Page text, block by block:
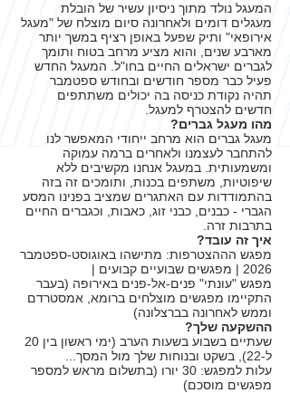
המעגל נולד מתוך ניסיון עשיר של הובלת
מעגלים דומים ולאחרונה סיום מוצלח של "מעגל
אירופאי" ותיק שפעל באופן רציף במשך יותר
מארבע שנים, והוא מציע מרחב בטוח ותומך
לגברים ישראלים החיים בחו"ל. המעגל החדש
פעיל כבר מספר חודשים ובחודש ספטמבר
תהיה נקודת כניסה בה יכולים משתתפים
חדשים להצטרף למעגל.
מהו מעגל גברים?
מעגל גברים הוא מרחב ייחודי המאפשר לנו
להתחבר לעצמנו ולאחרים ברמה עמוקה
ומשמעותית. במעגל אנחנו מקשיבים ללא
שיפוטיות, משתפים בכנות, ותומכים זה בזה
בהתמודדות עם האתגרים שמציב בפנינו המסע
הגברי - כבנים, כבני זוג, כאבות, וכגברים החיים
בתרבות זרה.
איך זה עובד?
מפגש הההצטרפות: מתישהו באוגוסט-ספטמבר
2026 | מפגשים שבועיים קבועים |
מפגש "עונתי" פנים-אל-פנים באירופה (בעבר
התקיימו מפגשים מוצלחים ברומא, אמסטרדם
וממש לאחרונה בברצלונה)
ההשקעה שלך?
שעתיים בשבוע בשעות הערב (ימי ראשון בין 20
ל-22), בשקט ובנוחות שלך מול המסך...
עלות למפגש: 30 יורו (בתשלום מראש למספר
מפגשים מוסכם)